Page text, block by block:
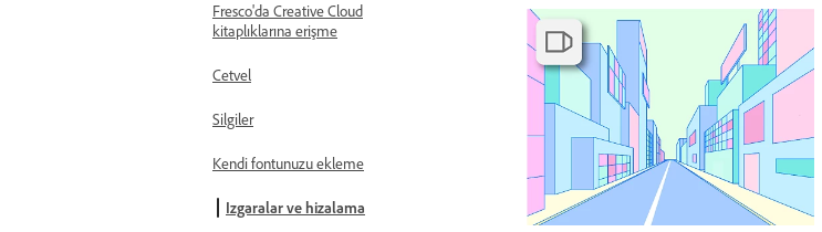
Fresco'da Creative Cloud
kitaplıklarına erişme
Cetvel
Silgiler
Kendi fontunuzu ekleme
Izgaralar ve hizalama